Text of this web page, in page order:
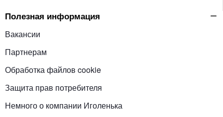
Полезная информация
Вакансии
Партнерам
Обработка файлов cookie
Защита прав потребителя
Немного о компании Иголенька